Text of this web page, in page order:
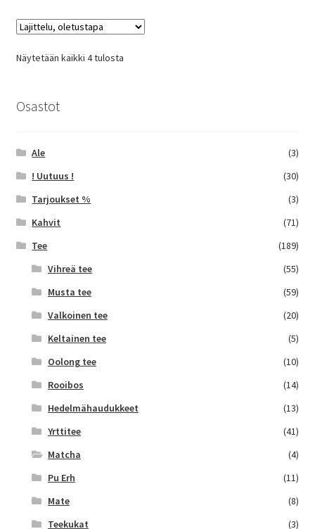
Näytetään kaikki 4 tulosta
Osastot
Ale
(3)
! Uutuus !
(30)
Tarjoukset %
(3)
Kahvit
(71)
Tee
(189)
Vihreä tee
(55)
Musta tee
(59)
Valkoinen tee
(20)
Keltainen tee
(5)
Oolong tee
(10)
Rooibos
(14)
Hedelmähaudukkeet
(13)
Yrttitee
(41)
Matcha
(4)
Pu Erh
(11)
Mate
(8)
Teekukat
(3)